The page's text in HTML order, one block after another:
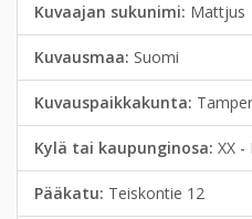
Kuvaajan sukunimi: Mattjus
Kuvausmaa: Suomi
Kuvauspaikkakunta:
Kylä tai kaupunginosa: XX -
Pääkatu: Teiskontie 12